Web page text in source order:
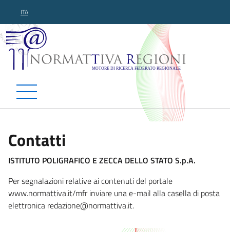
ITA
Normattiva Regioni -
Contatti
ISTITUTO POLIGRAFICO E ZECCA DELLO STATO S.p.A.
Per segnalazioni relative ai contenuti del portale
www.normattiva.it/mfr inviare una e-mail alla casella di posta
elettronica redazione@normattiva.it.